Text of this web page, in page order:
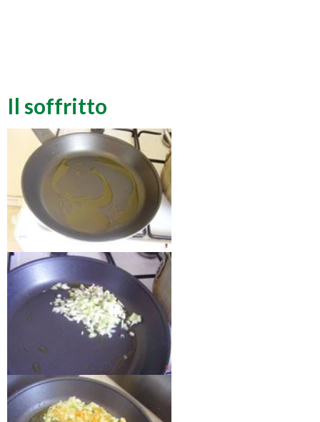
Il soffritto